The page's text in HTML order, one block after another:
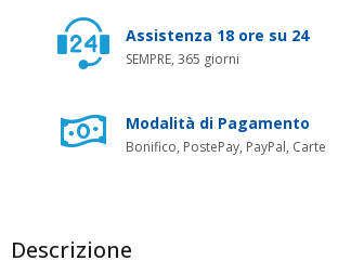
Assistenza 18 ore su 24
SEMPRE, 365 giorni
Modalità di Pagamento
Bonifico, PostePay, PayPal, Carte
Descrizione